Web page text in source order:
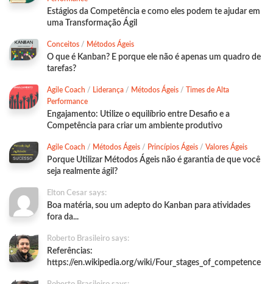
Estágios da Competência e como eles podem te ajudar em
uma Transformação Ágil
Conceitos / Métodos Ágeis
O que é Kanban? E porque ele não é apenas um quadro de
tarefas?
Agile Coach / Liderança / Métodos Ágeis / Times de Alta
Performance
Engajamento: Utilize o equilíbrio entre Desafio e a
Competência para criar um ambiente produtivo
Agile Coach / Métodos Ágeis / Princípios Ágeis / Valores Ágeis
Porque Utilizar Métodos Ágeis não é garantia de que você
seja realmente ágil?
Elton Cesar says:
Boa matéria, sou um adepto do Kanban para atividades
fora da...
Roberto Brasileiro says:
Referências:
https://en.wikipedia.org/wiki/Four_stages_of_competence